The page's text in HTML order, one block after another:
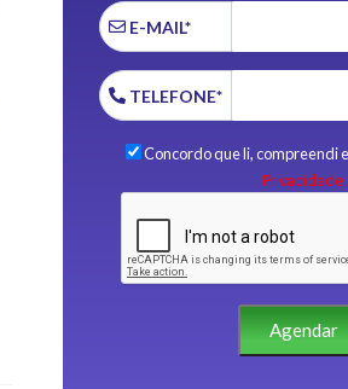
E-MAIL*
TELEFONE*
Concordo que li, compreendi
Privacidade.
Agendar